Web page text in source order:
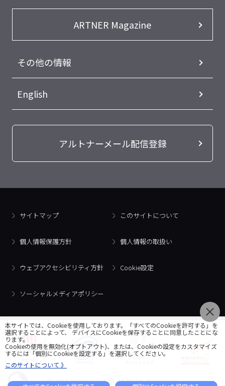
ARTNER Magazine
その他の情報
English
アルトナーメール配信登録
サイトマップ このサイトについて
個人情報保護方針 個人情報の取扱い
ウェブアクセシビリティ方針 Cookie設定
ソーシャルメディアポリシー
© 2018 Artner Co., Ltd. All Rights Reserved.
本サイトでは、Cookieを使用しております。「すべてのCookieを許可する」を
選択することによって、 デバイスにCookieを保存することに同意したことにな
ります。
Cookieの使用を無効化(オプトアウト)、または、Cookieの設定をカスタマイズ
するには「個別にCookieを設定する」を選択してください。
このサイトについて 》